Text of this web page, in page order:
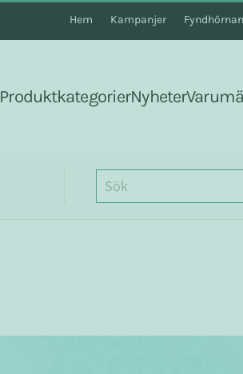
Hem Kampanjer Fyndhörnan
ProduktkategorierNyheter